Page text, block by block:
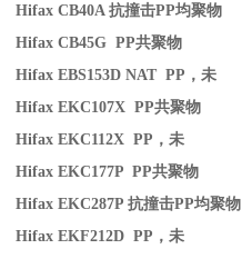
Hifax CB40A抗撞击PP均聚物
Hifax CB45G PP共聚物
Hifax EBS153D NAT PP ，未
Hifax EKC107X PP共聚物
Hifax EKC112X PP ，未
Hifax EKC177P PP共聚物
Hifax EKC287P抗撞击PP均聚物
Hifax EKF212D PP ，未